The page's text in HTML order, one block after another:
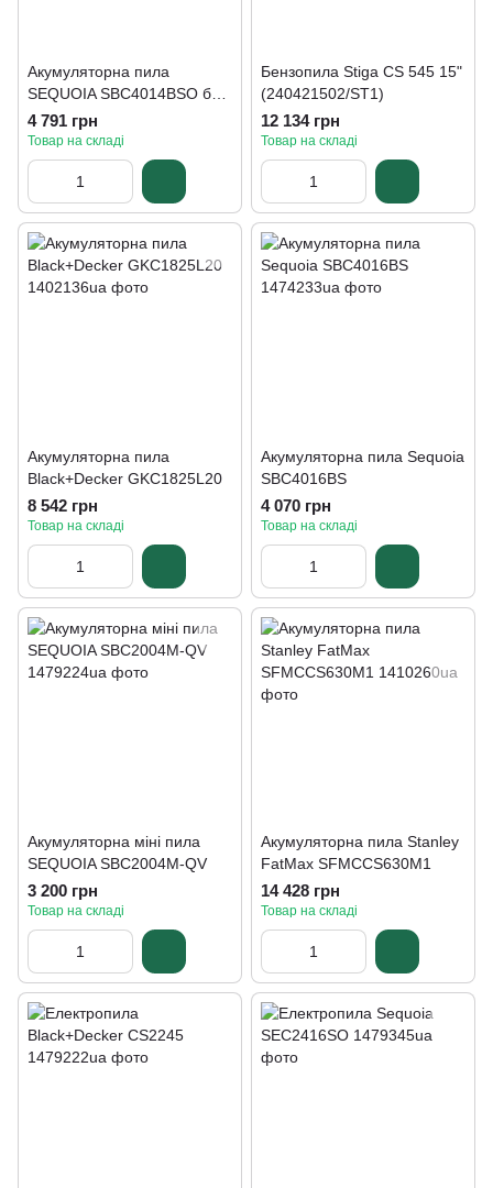
Акумуляторна пила
SEQUOIA SBC4014BSO без
АКБ та ЗП
4 791 грн
Товар на складі
Бензопила Stiga CS 545 15"
(240421502/ST1)
12 134 грн
Товар на складі
Акумуляторна пила
Black+Decker GKC1825L20
8 542 грн
Товар на складі
Акумуляторна пила Sequoia
SBC4016BS
4 070 грн
Товар на складі
Акумуляторна міні пила
SEQUOIA SBC2004M-QV
3 200 грн
Товар на складі
Акумуляторна пила Stanley
FatMax SFMCCS630M1
14 428 грн
Товар на складі